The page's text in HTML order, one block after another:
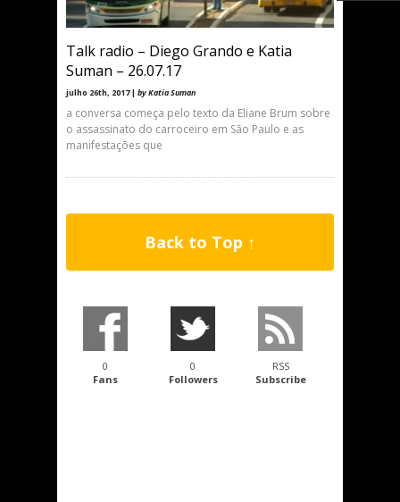
Talk radio – Diego Grando e Katia
Suman – 26.07.17
julho 26th, 2017 | by Katia Suman
a conversa começa pelo texto da Eliane Brum sobre
o assassinato do carroceiro em São Paulo e as
manifestações que
Back to Top ↑
0
Fans
0
Followers
RSS
Subscribe